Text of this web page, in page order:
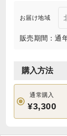
お届け地域
販売期間：通
購入方法
通常購入
¥3,300